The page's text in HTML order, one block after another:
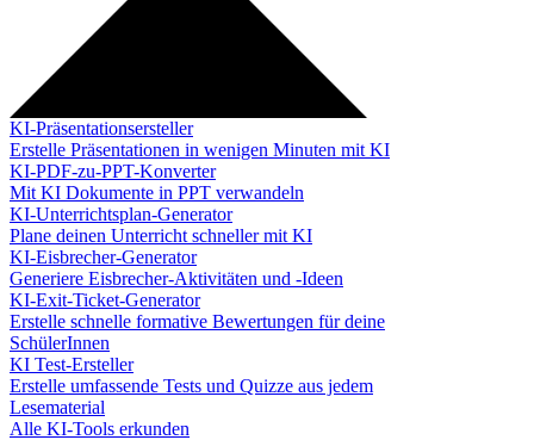
KI-Präsentationsersteller
Erstelle Präsentationen in wenigen Minuten mit KI
KI-PDF-zu-PPT-Konverter
Mit KI Dokumente in PPT verwandeln
KI-Unterrichtsplan-Generator
Plane deinen Unterricht schneller mit KI
KI-Eisbrecher-Generator
Generiere Eisbrecher-Aktivitäten und -Ideen
KI-Exit-Ticket-Generator
Erstelle schnelle formative Bewertungen für deine
SchülerInnen
KI Test-Ersteller
Erstelle umfassende Tests und Quizze aus jedem
Lesematerial
Alle KI-Tools erkunden